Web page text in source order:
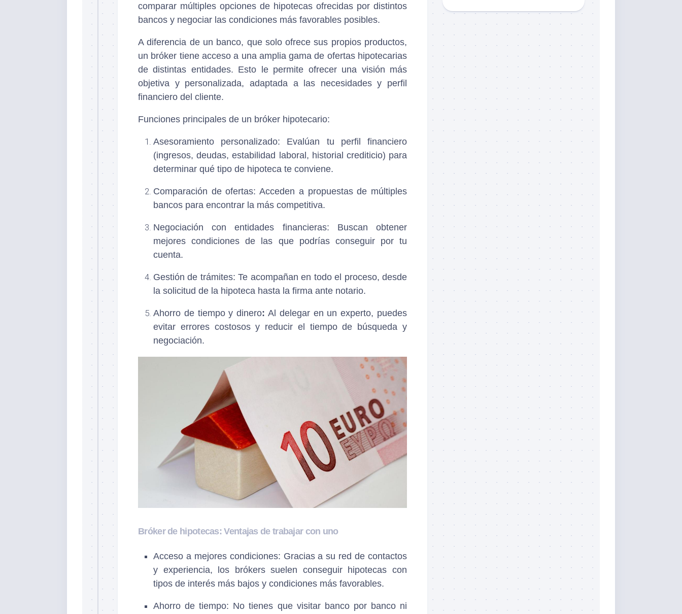
comparar múltiples opciones de hipotecas ofrecidas por distintos
bancos y negociar las condiciones más favorables posibles.
A diferencia de un banco, que solo ofrece sus propios productos,
un bróker tiene acceso a una amplia gama de ofertas hipotecarias
de distintas entidades. Esto le permite ofrecer una visión más
objetiva y personalizada, adaptada a las necesidades y perfil
financiero del cliente.
Funciones principales de un bróker hipotecario:
Asesoramiento personalizado: Evalúan tu perfil financiero
(ingresos, deudas, estabilidad laboral, historial crediticio) para
determinar qué tipo de hipoteca te conviene.
Comparación de ofertas: Acceden a propuestas de múltiples
bancos para encontrar la más competitiva.
Negociación con entidades financieras: Buscan obtener
mejores condiciones de las que podrías conseguir por tu
cuenta.
Gestión de trámites: Te acompañan en todo el proceso, desde
la solicitud de la hipoteca hasta la firma ante notario.
Ahorro de tiempo y dinero: Al delegar en un experto, puedes
evitar errores costosos y reducir el tiempo de búsqueda y
negociación.
Bróker de hipotecas: Ventajas de trabajar con uno
Acceso a mejores condiciones: Gracias a su red de contactos
y experiencia, los brókers suelen conseguir hipotecas con
tipos de interés más bajos y condiciones más favorables.
Ahorro de tiempo: No tienes que visitar banco por banco ni